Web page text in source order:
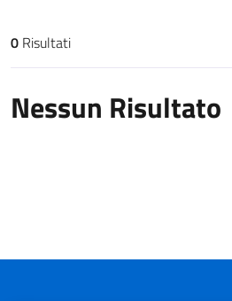
Risultati di ricerca
0 Risultati
Nessun Risultato